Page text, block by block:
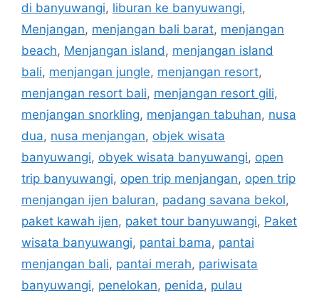
di banyuwangi, liburan ke banyuwangi,
Menjangan, menjangan bali barat, menjangan
beach, Menjangan island, menjangan island
bali, menjangan jungle, menjangan resort,
menjangan resort bali, menjangan resort gili,
menjangan snorkling, menjangan tabuhan, nusa
dua, nusa menjangan, objek wisata
banyuwangi, obyek wisata banyuwangi, open
trip banyuwangi, open trip menjangan, open trip
menjangan ijen baluran, padang savana bekol,
paket kawah ijen, paket tour banyuwangi, Paket
wisata banyuwangi, pantai bama, pantai
menjangan bali, pantai merah, pariwisata
banyuwangi, penelokan, penida, pulau